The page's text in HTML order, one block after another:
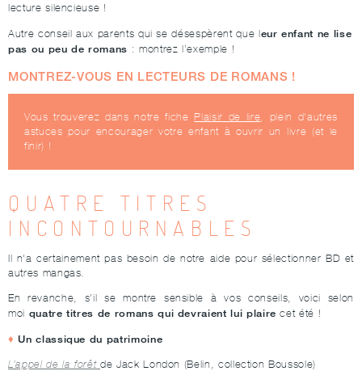
lecture silencieuse !
Autre conseil aux parents qui se désespèrent que leur enfant ne lise
pas ou peu de romans : montrez l’exemple !
MONTREZ-VOUS EN LECTEURS DE ROMANS !
Vous trouverez dans notre fichePlaisir de lire , plein d'autres
astuces pour encourager votre enfant à ouvrir un livre (et le
finir) !
QUATRE TITRES
INCONTOURNABLES
Il n'a certainement pas besoin de notre aide pour sélectionner BD et
autres mangas.
En revanche, s’il se montre sensible à vos conseils, voici selon
moi quatre titres de romans qui devraient lui plaire cet été !
Un classique du patrimoine
L’appel de la forêt de Jack London (Belin, collection Boussole)